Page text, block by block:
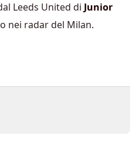
Leeds United di Junior
nei radar del Milan.